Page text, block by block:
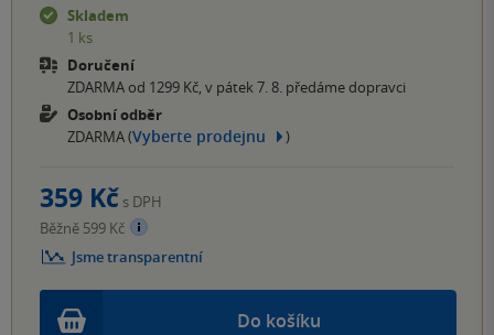
Skladem
1 ks
Doručení
ZDARMA od 1299 Kč, v pátek 7. 8. předáme dopravci
Osobní odběr
ZDARMA (Vyberte prodejnu )
Do košíku
359 Kč s DPH
Běžně 599 Kč
Jsme transparentní